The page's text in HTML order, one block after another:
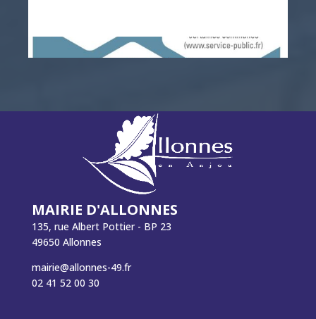
MAIRIE D'ALLONNES
135, rue Albert Pottier - BP 23
49650 Allonnes
mairie@allonnes-49.fr
02 41 52 00 30